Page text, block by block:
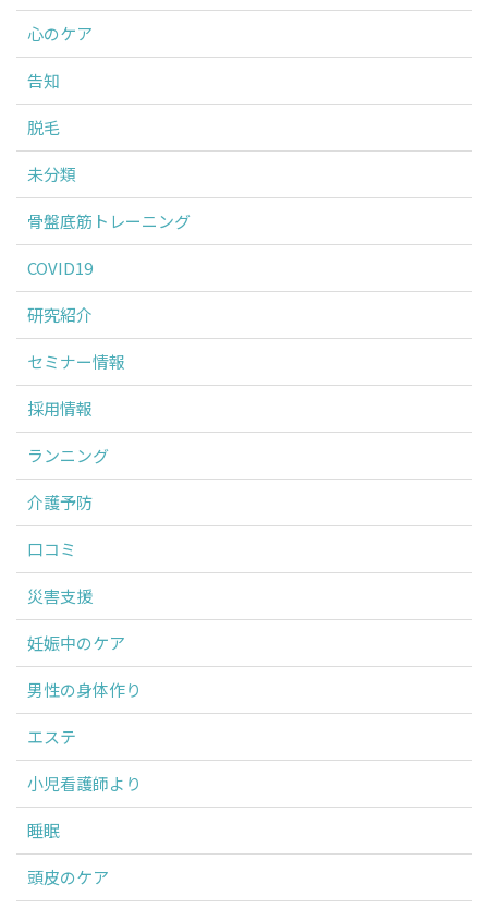
心のケア
告知
脱毛
未分類
骨盤底筋トレーニング
COVID19
研究紹介
セミナー情報
採用情報
ランニング
介護予防
口コミ
災害支援
妊娠中のケア
男性の身体作り
エステ
小児看護師より
睡眠
頭皮のケア